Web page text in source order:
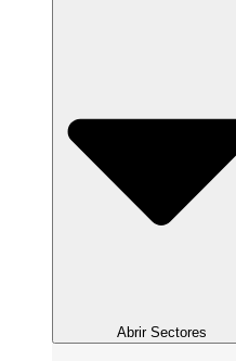
Abrir Sectores